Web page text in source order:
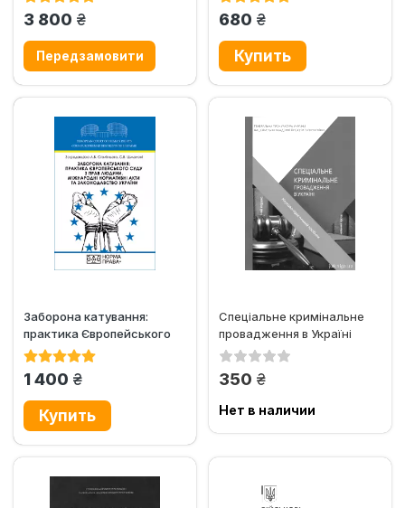
3 800 грн. 680 грн.
Заборона катування:
практика Європейського
суду з прав людини,...
1 400 грн.
Спеціальне кримінальне
провадження в Україні
350 грн.
Нет в наличии